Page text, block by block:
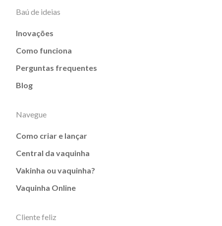
Baú de ideias
Inovações
Como funciona
Perguntas frequentes
Blog
Navegue
Como criar e lançar
Central da vaquinha
Vakinha ou vaquinha?
Vaquinha Online
Cliente feliz